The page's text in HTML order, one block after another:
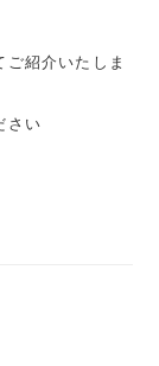
紹介いたしま
さい